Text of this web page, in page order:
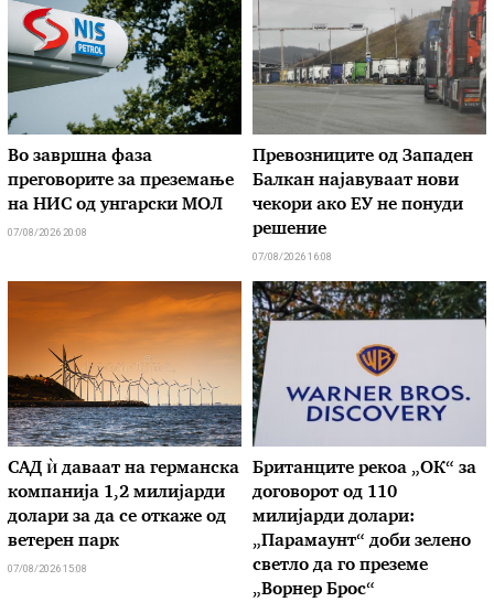
Во завршна фаза
преговорите за преземање
на НИС од унгарски МОЛ
07/08/2026 20:08
Превозниците од Западен
Балкан најавуваат нови
чекори ако ЕУ не понуди
решение
07/08/2026 16:08
САД ѝ даваат на германска
компанија 1,2 милијарди
долари за да се откаже од
ветерен парк
07/08/2026 15:08
Британците рекоа „ОК“ за
договорот од 110
милијарди долари:
„Парамаунт“ доби зелено
светло да го преземе
„Ворнер Брос“